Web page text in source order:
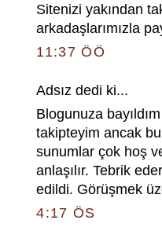
Sitenizi yakından
arkadaşlarımızla
11:37 ÖÖ
Adsız dedi ki...
Blogunuza
takipteyim ancak
sunumlar çok hoş
anlaşılır. Tebrik
edildi. Görüşmek
4:17 ÖS